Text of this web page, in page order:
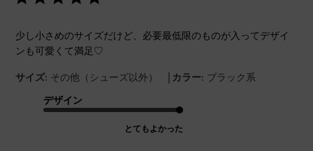
少し小さめのサイズだけど、必要最低限のものが入ってデザイ
ンも可愛くて満足♡
サイズ: その他（シューズ以外） | カラー: ブラック系
デザイン
とてもよかった